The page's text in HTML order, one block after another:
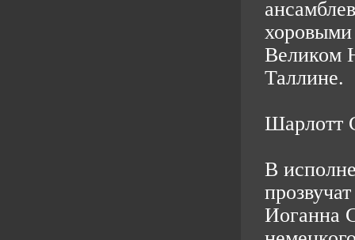
Великом
Таллине.
Шарлотт
В
Иоганна